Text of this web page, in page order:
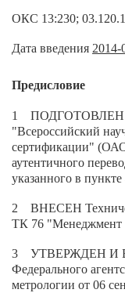
ОКС 13:230;
Дата введения 2014-
Предисловие
1 ПОДГОТОВЛЕН
"Всероссийский
сертификации"
аутентичного
указанного в пункте
2 ВНЕСЕН
ТК 76 "Менеджмент
3 УТВЕРЖДЕН И
Федерального
метрологии от 06